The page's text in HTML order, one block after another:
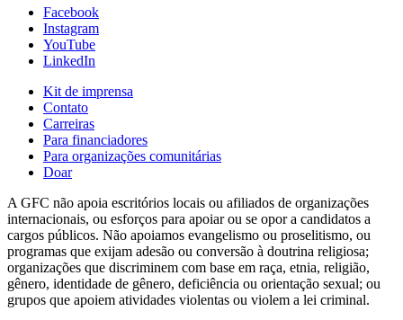
Facebook
Instagram
YouTube
LinkedIn
Kit de imprensa
Contato
Carreiras
Para financiadores
Para organizações comunitárias
Doar
A GFC não apoia escritórios locais ou afiliados de organizações
internacionais, ou esforços para apoiar ou se opor a candidatos a
cargos públicos. Não apoiamos evangelismo ou proselitismo, ou
programas que exijam adesão ou conversão à doutrina religiosa;
organizações que discriminem com base em raça, etnia, religião,
gênero, identidade de gênero, deficiência ou orientação sexual; ou
grupos que apoiem atividades violentas ou violem a lei criminal.